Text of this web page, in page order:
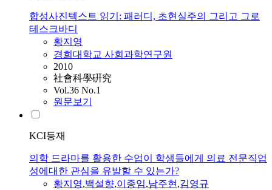
합성사진텍스트 읽기: 패러디, 초현실주의 그리고 그로
테스크바디
황지영
경희대학교 사회과학연구원
2010
社會科學硏究
Vol.36 No.1
원문보기
KCI등재
의학 드라마를 활용한 수업이 학생들에게 의료 전문직업
성에대한 관심을 유발할 수 있는가?
황지영,백설향,이종임,남주현,김영규